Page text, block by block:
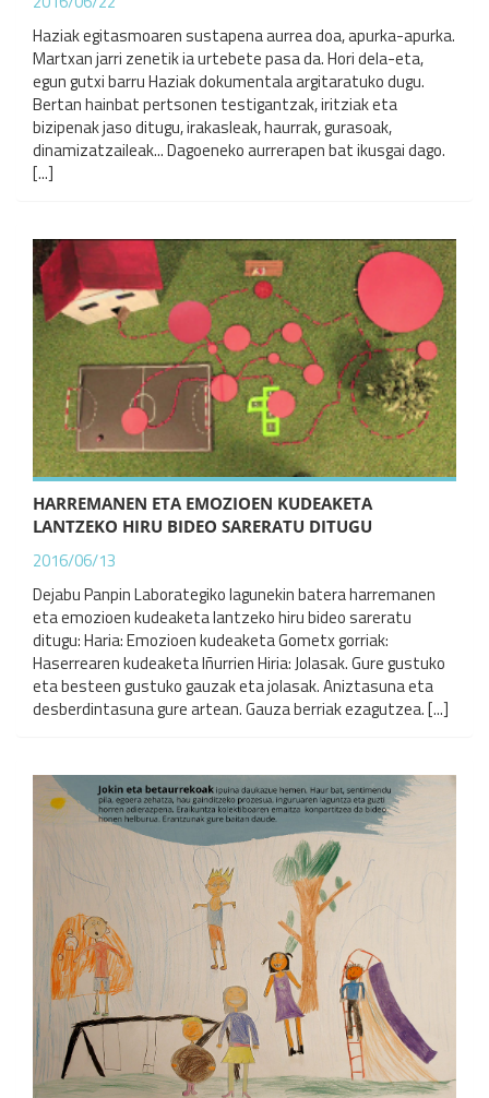
Haziak egitasmoaren sustapena aurrea doa, apurka-apurka.
Martxan jarri zenetik ia urtebete pasa da. Hori dela-eta,
egun gutxi barru Haziak dokumentala argitaratuko dugu.
Bertan hainbat pertsonen testigantzak, iritziak eta
bizipenak jaso ditugu, irakasleak, haurrak, gurasoak,
dinamizatzaileak... Dagoeneko aurrerapen bat ikusgai dago.
[...]
HARREMANEN ETA EMOZIOEN KUDEAKETA
LANTZEKO HIRU BIDEO SARERATU DITUGU
2016/06/13
Dejabu Panpin Laborategiko lagunekin batera harremanen
eta emozioen kudeaketa lantzeko hiru bideo sareratu
ditugu: Haria: Emozioen kudeaketa Gometx gorriak:
Haserrearen kudeaketa Iñurrien Hiria: Jolasak. Gure gustuko
eta besteen gustuko gauzak eta jolasak. Aniztasuna eta
desberdintasuna gure artean. Gauza berriak ezagutzea. [...]